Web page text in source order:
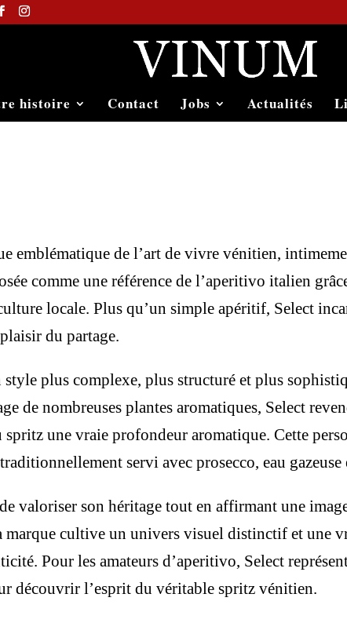
histoire Contact Jobs Actualités
emblématique de l’art de vivre vénitien,
comme une référence de l’aperitivo italien
locale. Plus qu’un simple apéritif, Select
du partage.
plus complexe, plus structuré et plus
de nombreuses plantes aromatiques, Select
spritz une vraie profondeur aromatique. Cette
servi avec prosecco, eau
valoriser son héritage tout en affirmant une
marque cultive un univers visuel distinctif et une
Pour les amateurs d’aperitivo, Select
découvrir l’esprit du véritable spritz vénitien.